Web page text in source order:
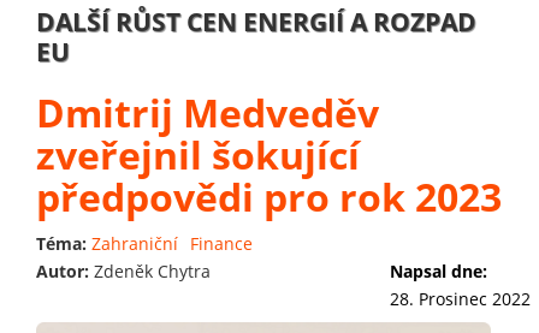
DALŠÍ RŮST CEN ENERGIÍ A ROZPAD
EU
Dmitrij Medveděv
zveřejnil šokující
předpovědi pro rok 2023
Téma: Zahraniční Finance
Autor: Zdeněk Chytra
Napsal dne:
28. Prosinec 2022